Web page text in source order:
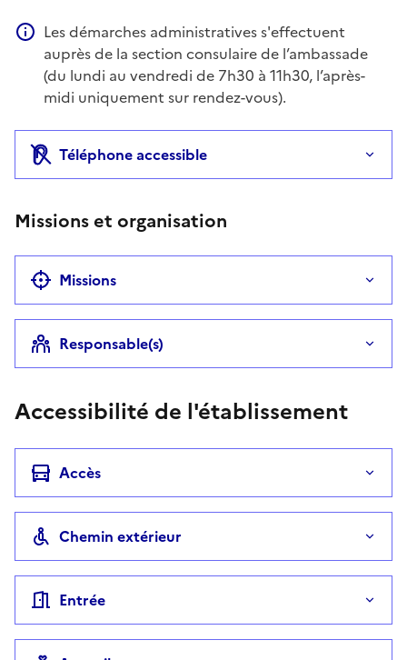
Information complémentaire
Les démarches administratives s'effectuent
auprès de la section consulaire de l’ambassade
(du lundi au vendredi de 7h30 à 11h30, l’après-
midi uniquement sur rendez-vous).
Téléphone accessible
Missions et organisation
Missions
Responsable(s)
Accessibilité de l'établissement
Accès
Chemin extérieur
Entrée